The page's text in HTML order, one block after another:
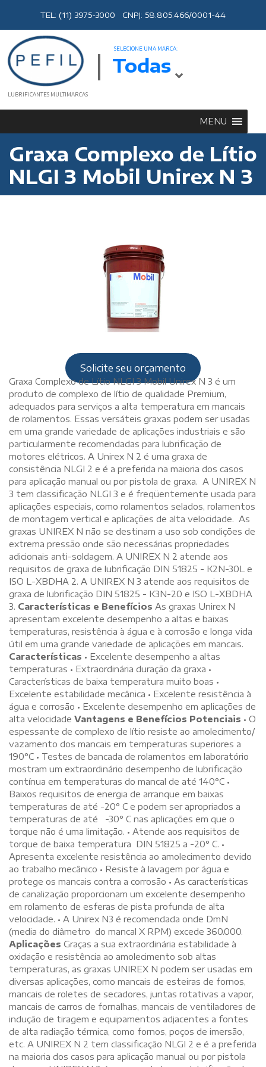
TEL: (11) 3975-3000 CNPJ: 58.805.466/0001-44
LUBRIFICANTES MULTIMARCAS
SELECIONE UMA MARCA:
Todas
MENU
Graxa Complexo de Lítio
NLGI 3 Mobil Unirex N 3
Solicite seu orçamento
Graxa Complexo de Lítio NLGI 3 Mobil Unirex N 3 é um
produto de complexo de lítio de qualidade Premium,
adequados para serviços a alta temperatura em mancais
de rolamentos. Essas versáteis graxas podem ser usadas
em uma grande variedade de aplicações industriais e são
particularmente recomendadas para lubrificação de
motores elétricos. A Unirex N 2 é uma graxa de
consistência NLGI 2 e é a preferida na maioria dos casos
para aplicação manual ou por pistola de graxa. A UNIREX N
3 tem classificação NLGI 3 e é freqüentemente usada para
aplicações especiais, como rolamentos selados, rolamentos
de montagem vertical e aplicações de alta velocidade. As
graxas UNIREX N não se destinam a uso sob condições de
extrema pressão onde são necessárias propriedades
adicionais anti-soldagem. A UNIREX N 2 atende aos
requisitos de graxa de lubrificação DIN 51825 - K2N-30L e
ISO L-XBDHA 2. A UNIREX N 3 atende aos requisitos de
graxa de lubrificação DIN 51825 - K3N-20 e ISO L-XBDHA
3. Características e Benefícios As graxas Unirex N
apresentam excelente desempenho a altas e baixas
temperaturas, resistência à água e à corrosão e longa vida
útil em uma grande variedade de aplicações em mancais.
Características • Excelente desempenho a altas
temperaturas • Extraordinária duração da graxa •
Características de baixa temperatura muito boas •
Excelente estabilidade mecânica • Excelente resistência à
água e corrosão • Excelente desempenho em aplicações de
alta velocidade Vantagens e Benefícios Potenciais • O
espessante de complexo de lítio resiste ao amolecimento/
vazamento dos mancais em temperaturas superiores a
190°C • Testes de bancada de rolamentos em laboratório
mostram um extraordinário desempenho de lubrificação
contínua em temperaturas do mancal de até 140°C •
Baixos requisitos de energia de arranque em baixas
temperaturas de até -20° C e podem ser apropriados a
temperaturas de até -30° C nas aplicações em que o
torque não é uma limitação. • Atende aos requisitos de
torque de baixa temperatura DIN 51825 a -20° C. •
Apresenta excelente resistência ao amolecimento devido
ao trabalho mecânico • Resiste à lavagem por água e
protege os mancais contra a corrosão • As características
de canalização proporcionam um excelente desempenho
em rolamento de esferas de pista profunda de alta
velocidade. • A Unirex N3 é recomendada onde DmN
(media do diâmetro do mancal X RPM) excede 360.000.
Aplicações Graças a sua extraordinária estabilidade à
oxidação e resistência ao amolecimento sob altas
temperaturas, as graxas UNIREX N podem ser usadas em
diversas aplicações, como mancais de esteiras de fornos,
mancais de roletes de secadores, juntas rotativas a vapor,
mancais de carros de fornalhas, mancais de ventiladores de
indução de tiragem e equipamentos adjacentes a fontes
de alta radiação térmica, como fornos, poços de imersão,
etc. A UNIREX N 2 tem classificação NLGI 2 e é a preferida
na maioria dos casos para aplicação manual ou por pistola